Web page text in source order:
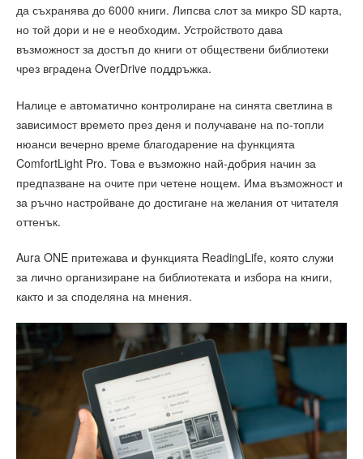
да съхранява до 6000 книги. Липсва слот за микро SD карта,
но той дори и не е необходим. Устройството дава
възможност за достъп до книги от обществени библиотеки
чрез вградена OverDrive поддръжка.
Налице е автоматично контролиране на синята светлина в
зависимост времето през деня и получаване на по-топли
нюанси вечерно време благодарение на функцията
ComfortLight Pro. Това е възможно най-добрия начин за
предпазване на очите при четене нощем. Има възможност и
за ръчно настройване до достигане на желания от читателя
оттенък.
Aura ONE притежава и функцията ReadingLife, която служи
за лично организиране на библиотеката и избора на книги,
както и за споделяна на мнения.